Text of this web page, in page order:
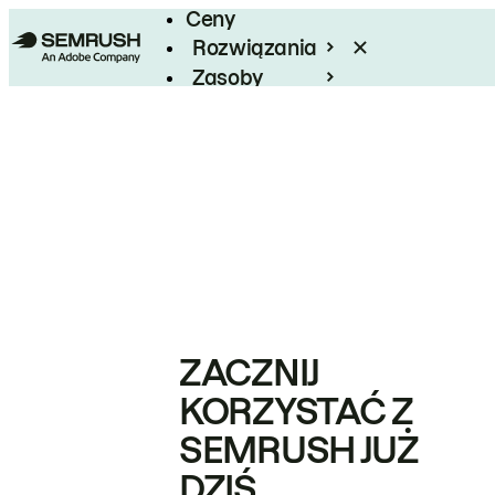
Ceny
Rozwiązania
Zasoby
ZACZNIJ
KORZYSTAĆ Z
SEMRUSH JUŻ